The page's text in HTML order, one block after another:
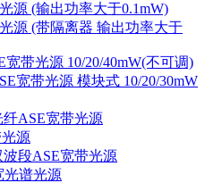
源 (输出功率大于0.1mW)
源 (带隔离器 输出功率大于
宽带光源 10/20/40mW(不可调)
宽带光源 模块式 10/20/30mW
纤ASE宽带光源
光源
波段ASE宽带光源
光谱光源